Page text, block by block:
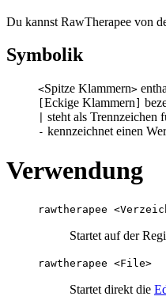
Du kannst RawTherapee von
Symbolik
<Spitze Klammern>
Eckige Klammern
steht als Trennzeichen
- kennzeichnet einen
Verwendung
rawtherapee
Startet auf der
rawtherapee <File>
Startet direkt die